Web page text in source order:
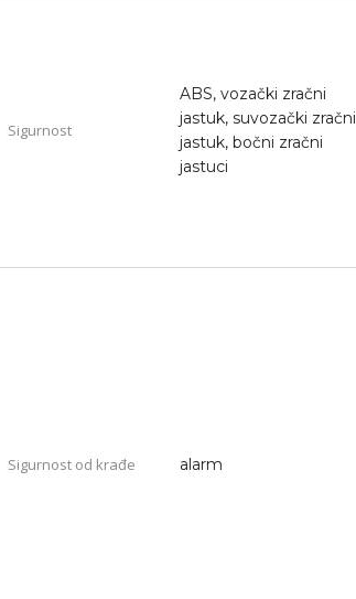
Sigurnost
ABS, vozački zračni
jastuk, suvozački zračni
jastuk, bočni zračni
jastuci
Sigurnost od krađe alarm